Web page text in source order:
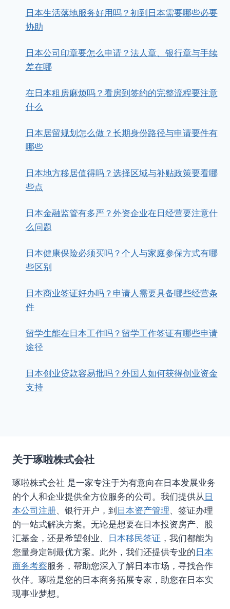
日本生活落地服务好用吗？初到日本需要哪些必要
协助
日本公司印章要怎么申请？法人章、银行章与手续
差在哪
在日本租房麻烦吗？看房到签约的完整流程要注意
什么
日本居留规划怎么做？长期身份路径与申请要件有
哪些
日本地方移居值得吗？选择区域与补贴政策要看哪
些点
日本金融监管有多严？外资企业在日经营要注意什
么问题
日本健康保险必须买吗？个人与家庭参保方式有哪
些区别
日本商业签证好办吗？申请人需要具备哪些经营条
件
留学生能在日本工作吗？留学工作签证有哪些申请
途径
日本创业贷款容易批吗？外国人如何获得创业资金
支持
关于琢啦株式会社
琢啦株式会社 是一家专注于为有意向在日本发展业务
的个人和企业提供全方位服务的公司。我们提供从 日
本公司注册、银行开户，到日本资产管理、签证办理
的一站式解决方案。无论是想要在日本投资房产、股
汇基金，还是希望创业、 日本移民签证 ，我们都能为
您量身定制最优方案。此外，我们还提供专业的日本
商务考察服务，帮助您深入了解日本市场，寻找合作
伙伴。琢啦是您的日本商务拓展专家，助您在日本实
现事业梦想。